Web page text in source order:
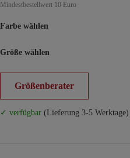
Mindestbestellwert 10 Euro
Farbe wählen
Größe wählen
Größenberater
✓ verfügbar (Lieferung 3-5 Werktage)